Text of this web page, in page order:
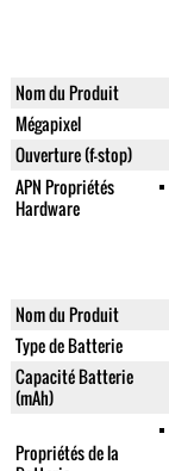
Nom du Produit
Mégapixel
Ouverture (f-stop)
APN Propriétés
Hardware
Nom du Produit
Type de Batterie
Capacité Batterie
(mAh)
Propriétés de la